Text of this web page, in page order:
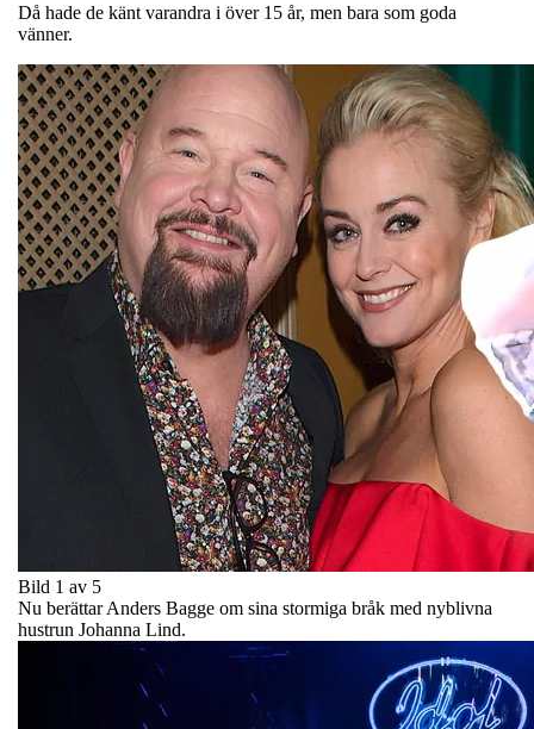
Då hade de känt varandra i över 15 år, men bara som goda
vänner.
Bild 1 av 5
Nu berättar Anders Bagge om sina stormiga bråk med nyblivna
hustrun Johanna Lind.